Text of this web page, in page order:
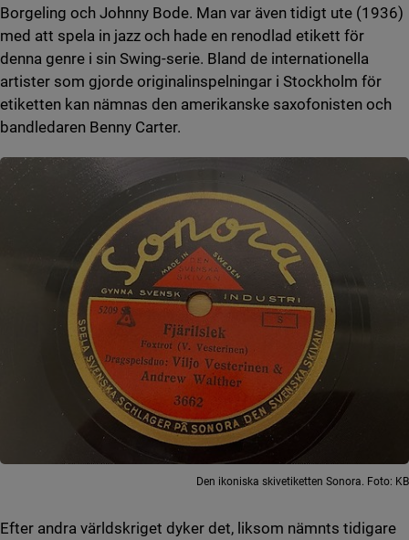
Borgeling och Johnny Bode. Man var även tidigt ute (1936)
med att spela in jazz och hade en renodlad etikett för
denna genre i sin Swing-serie. Bland de internationella
artister som gjorde originalinspelningar i Stockholm för
etiketten kan nämnas den amerikanske saxofonisten och
bandledaren Benny Carter.
Den ikoniska skivetiketten Sonora. Foto: KB
Efter andra världskriget dyker det, liksom nämnts tidigare